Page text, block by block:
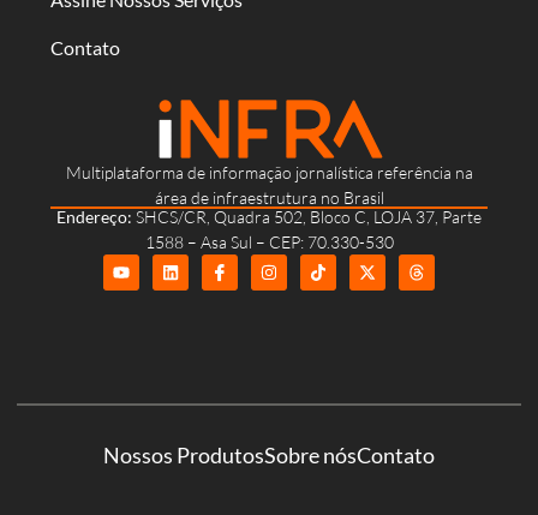
Multiplataforma de informação jornalística referência na
área de infraestrutura no Brasil
Endereço: SHCS/CR, Quadra 502, Bloco C, LOJA 37, Parte
1588 – Asa Sul – CEP: 70.330-530
Contato
Nossos ProdutosSobre nósContato